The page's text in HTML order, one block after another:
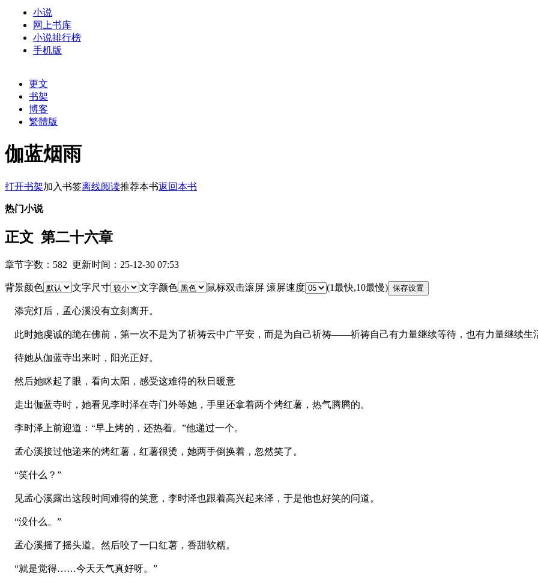
小说
网上书库
小说排行榜
手机版
更文
书架
博客
繁體版
伽蓝烟雨
打开书架加入书签离线阅读推荐本书返回本书
热门小说
正文 第二十六章
章节字数：582 更新时间：25-12-30 07:53
背景颜色 文字尺寸 文字颜色 鼠标双击滚屏 滚屏速度 (1最快,10最慢)
添完灯后，孟心溪没有立刻离开。
此时她虔诚的跪在佛前，第一次不是为了祈祷云中广平安，而是为自己祈祷——祈祷自己有力量继续等待，也有力量继续生
待她从伽蓝寺出来时，阳光正好。
然后她眯起了眼，看向太阳，感受这难得的秋日暖意
走出伽蓝寺时，她看见李时泽在寺门外等她，手里还拿着两个烤红薯，热气腾腾的。
李时泽上前迎道：“早上烤的，还热着。”他递过一个。
孟心溪接过他递来的烤红薯，红薯很烫，她两手倒换着，忽然笑了。
“笑什么？”
见孟心溪露出这段时间难得的笑意，李时泽也跟着高兴起来泽，于是他也好笑的问道。
“没什么。”
孟心溪摇了摇头道。然后咬了一口红薯，香甜软糯。
“就是觉得……今天天气真好呀。”